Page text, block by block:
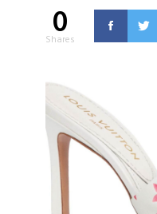
0
Shares